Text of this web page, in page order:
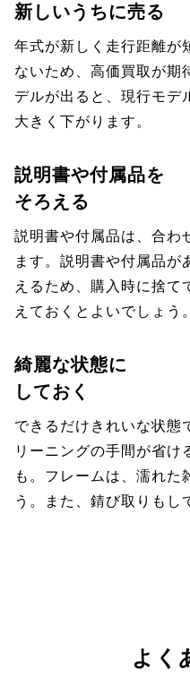
新しいうちに売る
年式が新しく走行距離が
ないため、高価買取が期
デルが出ると、現行モデ
大きく下がります。
説明書や付属品を
そろえる
説明書や付属品は、合わ
ます。説明書や付属品が
えるため、購入時に捨て
えておくとよいでしょう。
綺麗な状態に
しておく
できるだけきれいな状態
リーニングの手間が省け
も。フレームは、濡れた
う。また、錆び取りもし
よく